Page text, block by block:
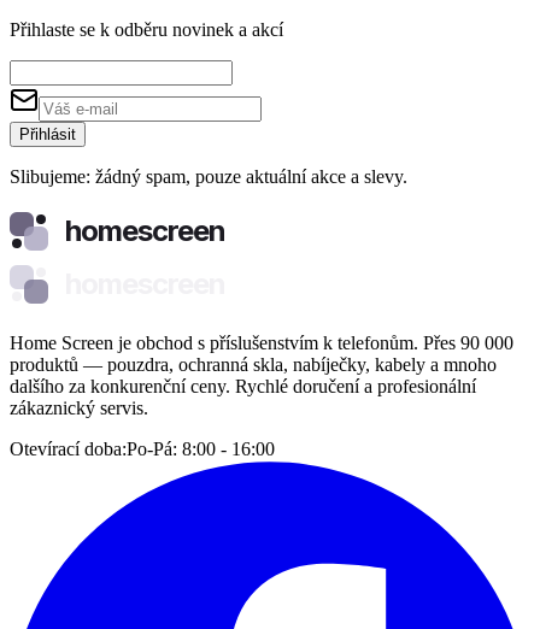
Přihlaste se k odběru novinek a akcí
Přihlásit
Slibujeme: žádný spam, pouze aktuální akce a slevy.
homescreen
Home Screen je obchod s příslušenstvím k telefonům. Přes 90 000
produktů — pouzdra, ochranná skla, nabíječky, kabely a mnoho
dalšího za konkurenční ceny. Rychlé doručení a profesionální
zákaznický servis.
Otevírací doba:Po-Pá: 8:00 - 16:00